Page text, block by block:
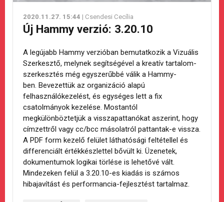
2020.11.27. 15:44 | Csendesi Cecília
Új Hammy verzió: 3.20.10
A legújabb Hammy verzióban bemutatkozik a Vizuális
Szerkesztő, melynek segítségével a kreatív tartalom-
szerkesztés még egyszerűbbé válik a Hammy-
ben. Bevezettük az organizáció alapú
felhasználókezelést, és egységes lett a fix
csatolmányok kezelése. Mostantól
megkülönböztetjük a visszapattanókat aszerint, hogy
címzettről vagy cc/bcc másolatról pattantak-e vissza.
A PDF form kezelő felület láthatósági feltétellel és
differenciált értékkészlettel bővült ki. Üzenetek,
dokumentumok logikai törlése is lehetővé vált.
Mindezeken felül a 3.20.10-es kiadás is számos
hibajavítást és performancia-fejlesztést tartalmaz.